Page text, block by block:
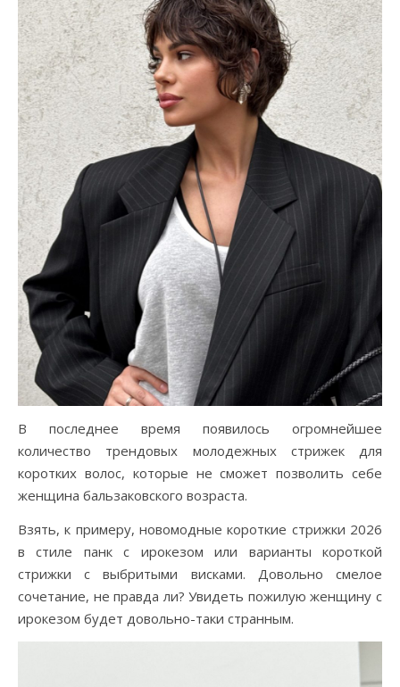
В последнее время появилось огромнейшее
количество трендовых молодежных стрижек для
коротких волос, которые не сможет позволить себе
женщина бальзаковского возраста.
Взять, к примеру, новомодные короткие стрижки 2026
в стиле панк с ирокезом или варианты короткой
стрижки с выбритыми висками. Довольно смелое
сочетание, не правда ли? Увидеть пожилую женщину с
ирокезом будет довольно-таки странным.